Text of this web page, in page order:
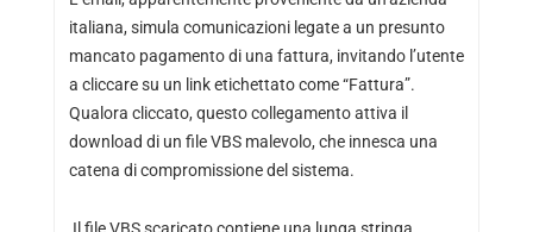
italiana, simula comunicazioni legate a un presunto
mancato pagamento di una fattura, invitando l’utente
a cliccare su un link etichettato come “Fattura”.
Qualora cliccato, questo collegamento attiva il
download di un file VBS malevolo, che innesca una
catena di compromissione del sistema.